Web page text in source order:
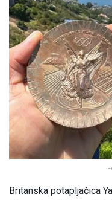
Britanska potapljačica